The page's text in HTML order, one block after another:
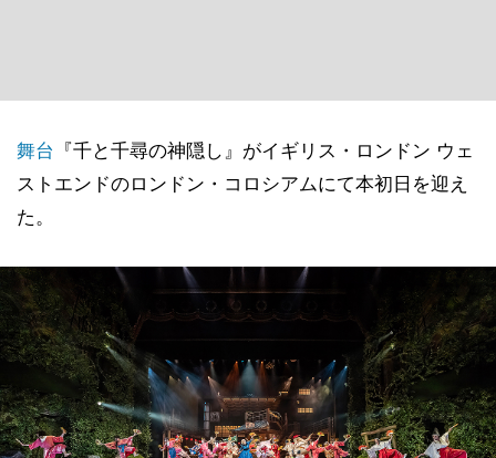
舞台 『千と千尋の神隠し』がイギリス・ロンドン ウェ
ストエンドのロンドン・コロシアムにて本初日を迎え
た。